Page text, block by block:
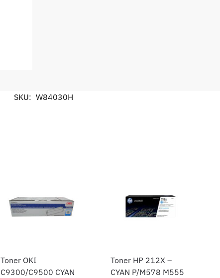
SKU: W84030H
Toner OKI
C9300/C9500 CYAN
Toner HP 212X –
CYAN P/M578 M555